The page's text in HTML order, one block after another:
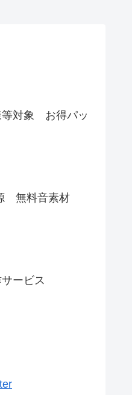
等対象 お得パッ
無料音素材
ービス